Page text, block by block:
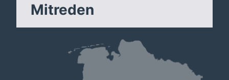
Mitreden